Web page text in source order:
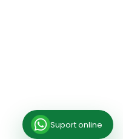
Suport online